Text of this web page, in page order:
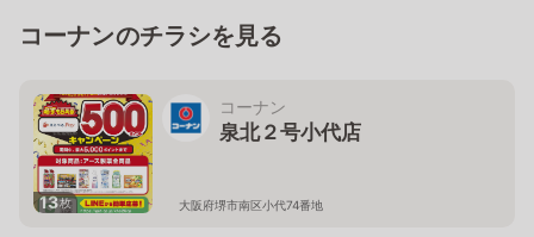
コーナンのチラシを見る
13枚
コーナン
泉北２号小代店
大阪府堺市南区小代74番地